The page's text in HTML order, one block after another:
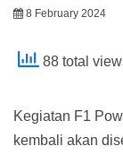
8 February 2024
88 total
Kegiatan F1
kembali akan